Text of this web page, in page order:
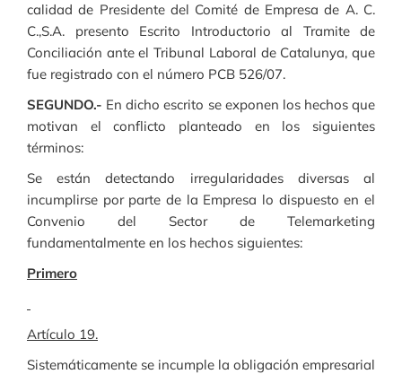
calidad de Presidente del Comité de Empresa de A. C.
C.,S.A. presento Escrito Introductorio al Tramite de
Conciliación ante el Tribunal Laboral de Catalunya, que
fue registrado con el número PCB 526/07.
SEGUNDO.- En dicho escrito se exponen los hechos que
motivan el conflicto planteado en los siguientes
términos:
Se están detectando irregularidades diversas al
incumplirse por parte de la Empresa lo dispuesto en el
Convenio del Sector de Telemarketing
fundamentalmente en los hechos siguientes:
Primero
Artículo 19.
Sistemáticamente se incumple la obligación empresarial